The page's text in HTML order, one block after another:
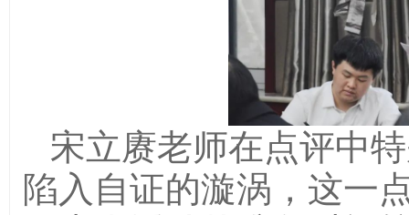
宋立赓老师在点评中
陷入自证的漩涡，这一